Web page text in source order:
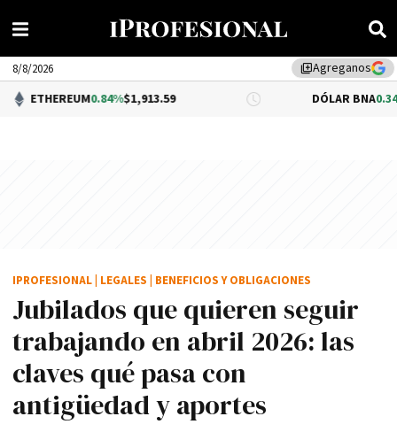
library_addAgreganos
8/8/2026
0.84%$1,913.59 DÓLAR BNA 0.34%$1,520.00
Jubilados que quieren seguir
trabajando en abril 2026: las
claves qué pasa con
antigüedad y aportes
IPROFESIONAL LEGALES BENEFICIOS Y OBLIGACIONES